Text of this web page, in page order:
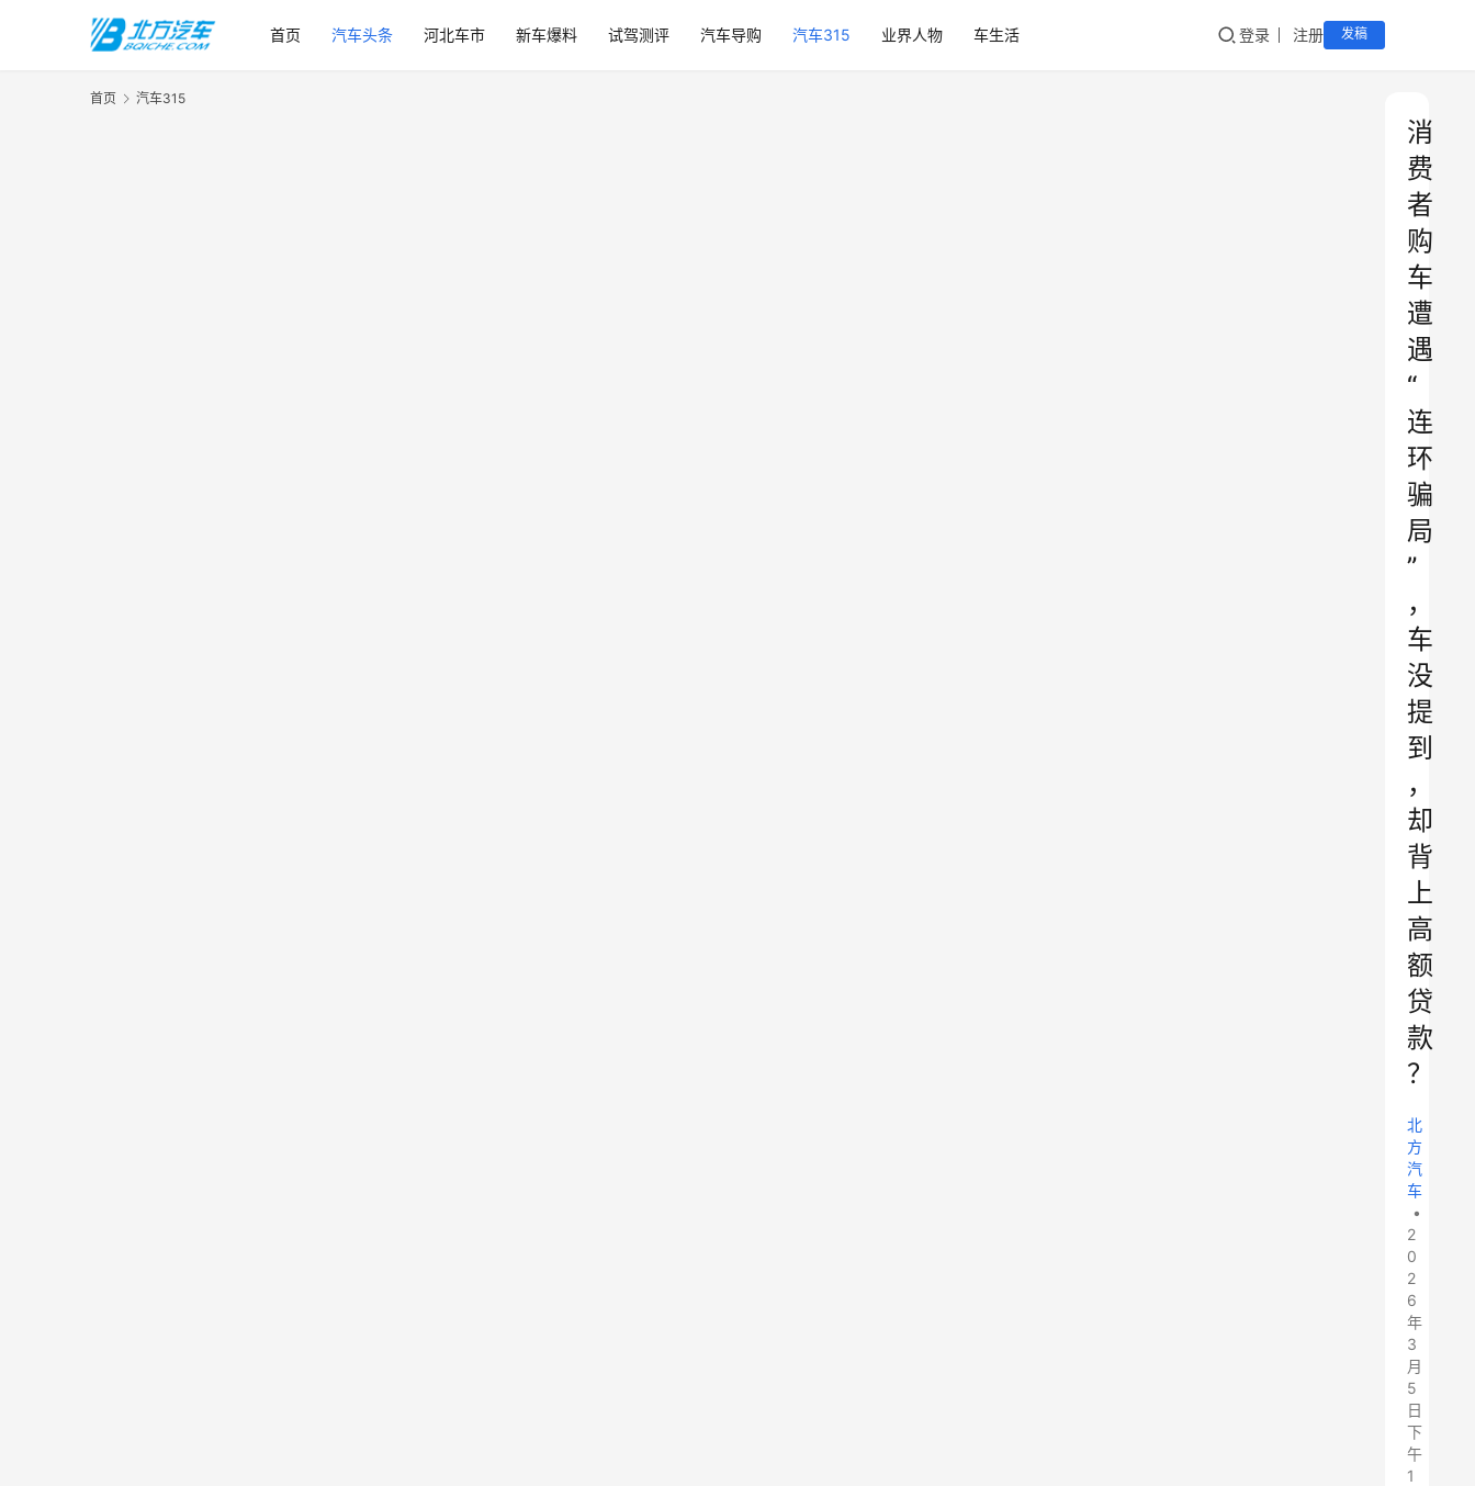
首页 汽车头条 河北车市 新车爆料 试驾测评 汽车导购 汽车315 业界人物 车生活 登录 注册 发稿
首页 汽车315
消
费
者
购
车
遭
遇
“
连
环
骗
局
”
，
车
没
提
到
，
却
背
上
高
额
贷
款
？
北
方
汽
车
•
2
0
2
6
年
3
月
5
日
下
午
1